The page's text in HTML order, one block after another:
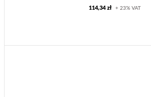
114,34 zł + 23% VAT